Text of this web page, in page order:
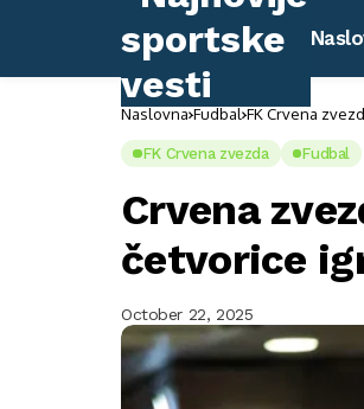
Naslovna Fudbal FK Crvena
FK Crvena zvezda Fudbal
Crvena
četvorice
October 22, 2025